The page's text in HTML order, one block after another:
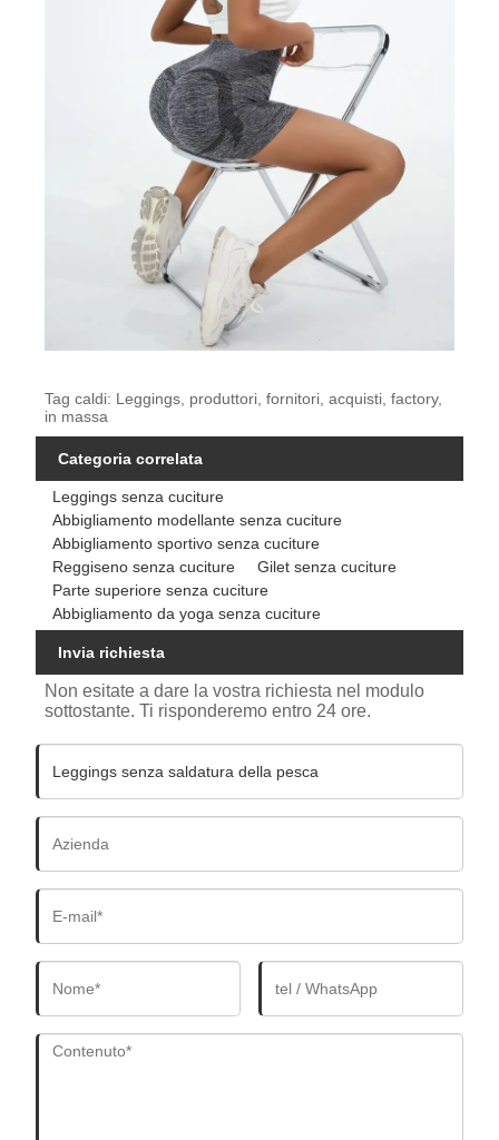
Tag caldi: Leggings, produttori, fornitori, acquisti, factory,
in massa
Categoria correlata
Leggings senza cuciture
Abbigliamento modellante senza cuciture
Abbigliamento sportivo senza cuciture
Reggiseno senza cuciture
Gilet senza cuciture
Parte superiore senza cuciture
Abbigliamento da yoga senza cuciture
Invia richiesta
Non esitate a dare la vostra richiesta nel modulo
sottostante. Ti risponderemo entro 24 ore.